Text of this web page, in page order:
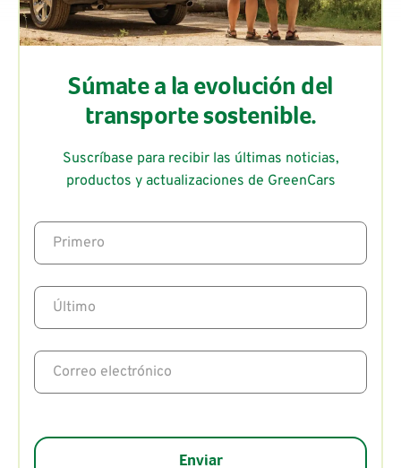
Súmate a la evolución del
transporte sostenible.
Suscríbase para recibir las últimas noticias,
productos y actualizaciones de GreenCars